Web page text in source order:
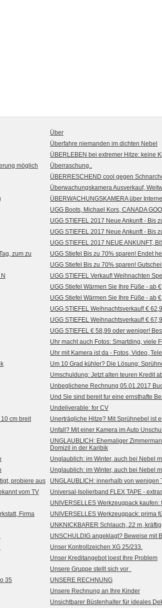
Über
Überfahre niemanden im dichten Nebel
ÜBERLEBEN bei extremer Hitze: keine
möglich
Überraschung..
ÜBERRESCHEND cool gegen
Überwachungskamera Ausverkauf,
ÜBERWACHUNGSKAMERA über
UGG Boots, Michael Kors, CANADA
UGG STIEFEL 2017 Neue Ankunft - Bis
UGG STIEFEL 2017 Neue Ankunft - Bis
UGG STIEFEL 2017 NEUE ANKUNFT,
zum zu
UGG Stiefel Bis zu 70% sparen! Endet
UGG Stiefel Bis zu 70% sparen!
UGG STIEFEL Verkauf! Weihnachten
UGG Stiefel Wärmen Sie Ihre Füße - ab €
UGG Stiefel Wärmen Sie Ihre Füße - ab €
UGG STIEFEL Weihnachtsverkauf! €
UGG STIEFEL Weihnachtsverkauf! €
UGG STIEFEL € 58,99 oder weniger!
Uhr macht auch Fotos: Smartding, viele
Uhr mit Kamera ist da - Fotos, Video,
Um 10 Grad kühler? Die Lösung:
Umschuldung: Jetzt alten teuren Kredit
Unbeglichene Rechnung 05.01.2017
Und Sie sind bereit fur eine ernsthafte
Undeliverable: for CV
cm breit
Unerträgliche Hitze? Mit Sprühnebel ist
Unfall? Mit einer Kamera im Auto
UNGLAUBLICH: Ehemaliger
Domizil in der Karibik
Unglaublich: im Winter, auch bei Nebel
Unglaublich: im Winter, auch bei Nebel
probiere aus
UNGLAUBLICH: innerhalb von
vom TV
Universal-Isolierband FLEX TAPE -
UNIVERSELLES Werkzeugpack kaufen:
Firma
UNIVERSELLES Werkzeugpack: prima
UNKNICKBARER Schlauch, 22 m, kräftig
UNSCHULDIG angeklagt? Beweise mit
Unser Kontrollzeichen XG 25/233.
Unser Kreditangebot loest Ihre Problem
Unsere Gruppe stellt sich vor
35
UNSERE RECHNUNG
Unsere Rechnung an Ihre Kinder
Unsichtbarer Büstenhalter für ideales